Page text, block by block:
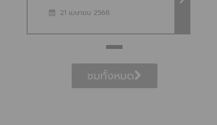
Leadership Development การ
Singapore – Thailand
Leadership Development
21 เมษายน 2566
ชมทั้งหมด